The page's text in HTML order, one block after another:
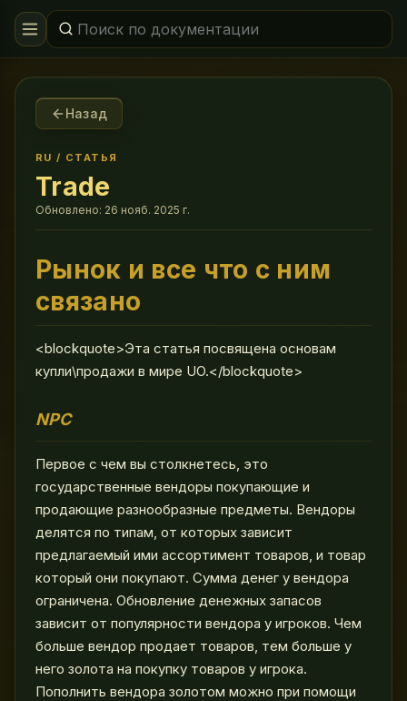
Назад
RU / СТАТЬЯ
Trade
Обновлено: 26 нояб. 2025 г.
Рынок и все что с ним
связано
<blockquote>Эта статья посвящена основам
купли\продажи в мире UO.</blockquote>
NPC
Первое с чем вы столкнетесь, это
государственные вендоры покупающие и
продающие разнообразные предметы. Вендоры
делятся по типам, от которых зависит
предлагаемый ими ассортимент товаров, и товар
который они покупают. Сумма денег у вендора
ограничена. Обновление денежных запасов
зависит от популярности вендора у игроков. Чем
больше вендор продает товаров, тем больше у
него золота на покупку товаров у игрока.
Пополнить вендора золотом можно при помощи